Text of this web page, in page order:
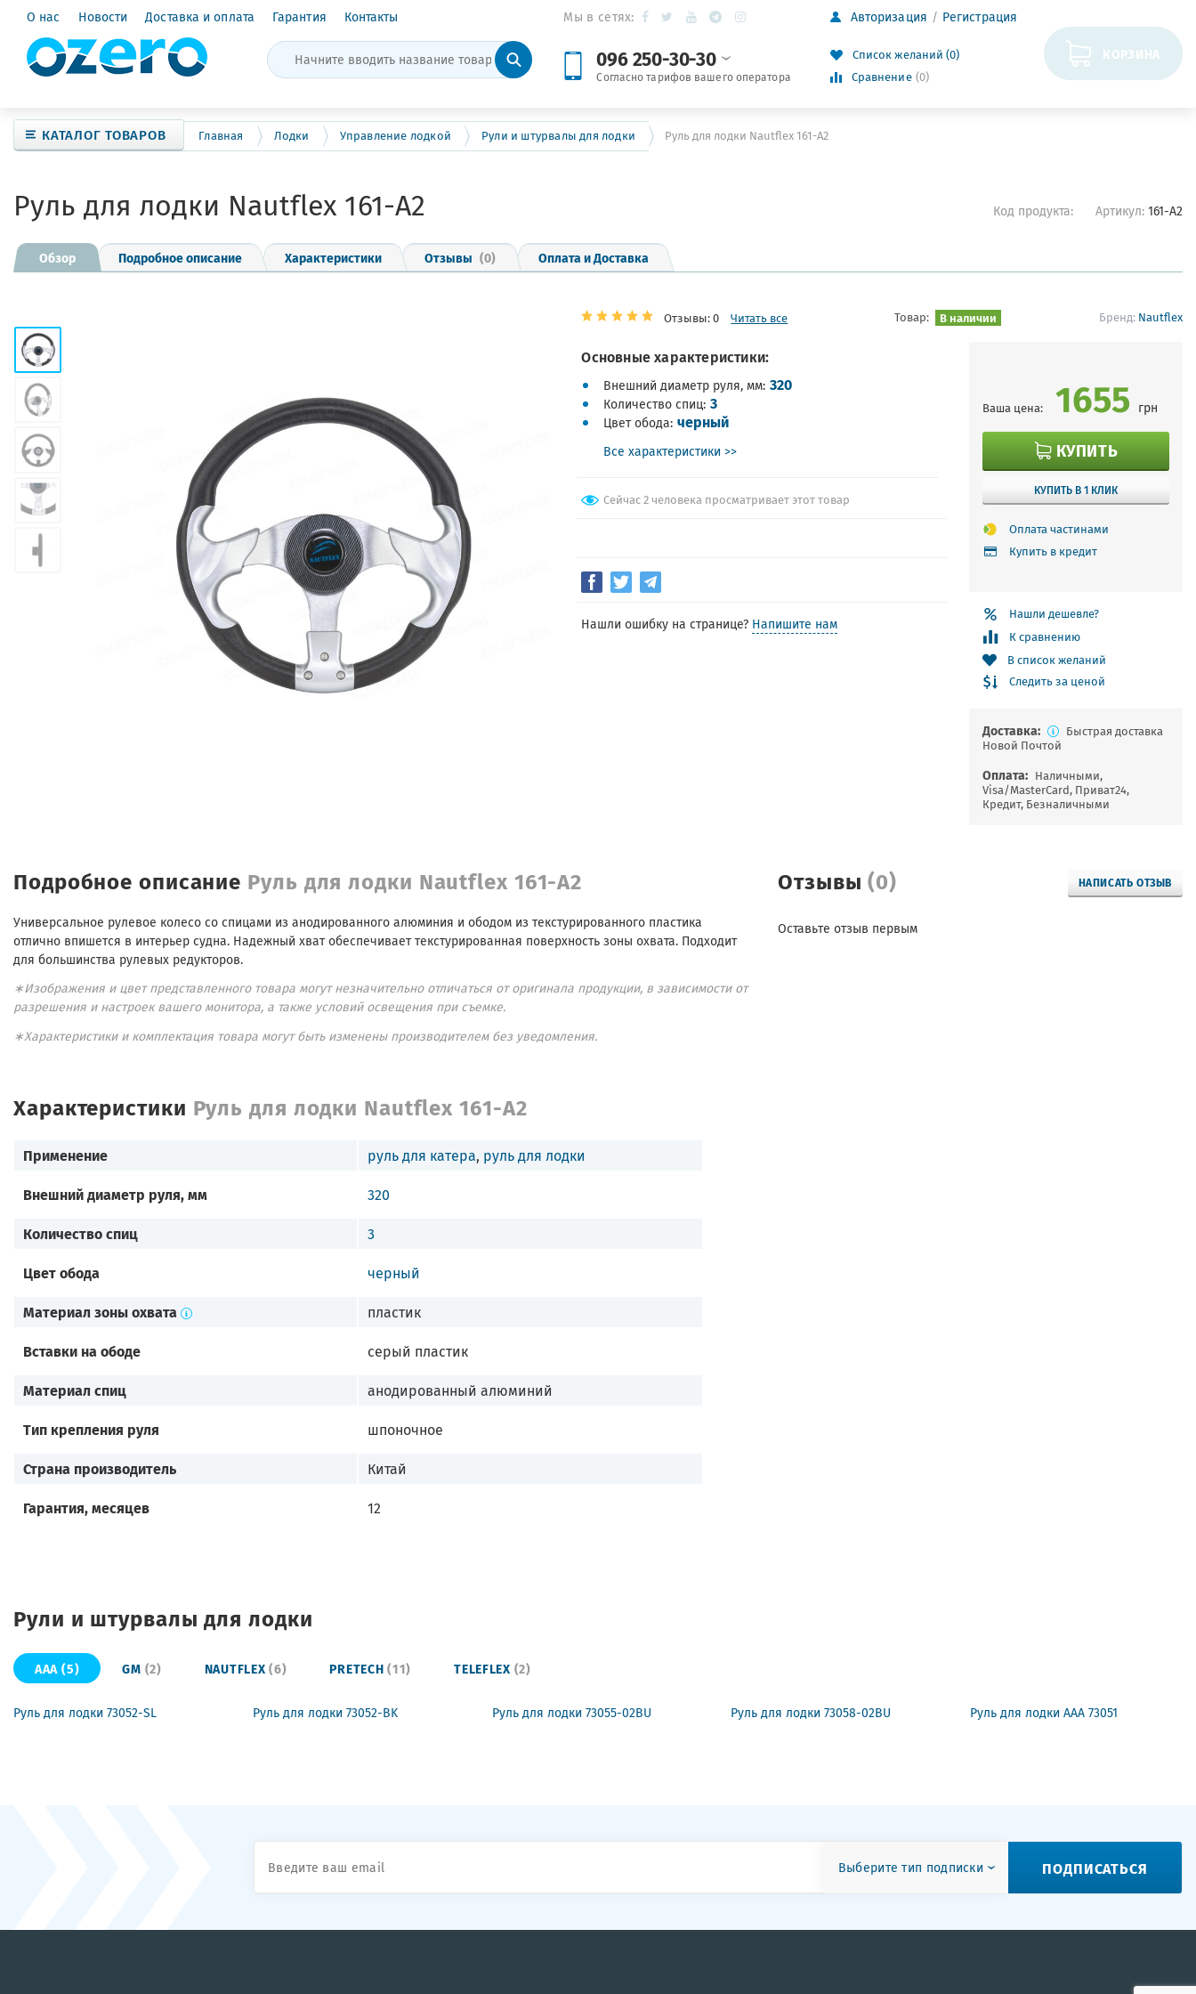
О нас Новости Доставка и оплата Гарантия Контакты Мы в сетях:
096 250-30-30
Согласно тарифов вашего оператора
Авторизация Регистрация
Список желаний (0)
Сравнение (0)
КОРЗИНА
КАТАЛОГ ТОВАРОВ Главная Лодки Управление лодкой Рули и штурвалы для лодки Руль для лодки Nautflex 161-A2
Руль для лодки Nautflex 161-A2 Код продукта: Артикул: 161-A2
Обзор Подробное описание Характеристики Отзывы (0) Оплата и Доставка
Отзывы: 0 Читать все Товар: В наличии Бренд: Nautflex
Основные характеристики:
Внешний диаметр руля, мм 320
Количество спиц 3
Цвет обода черный
Все характеристики >>
Сейчас 2 человека просматривает этот товар
Нашли ошибку на странице? Напишите нам
Ваша цена: 1655 грн
КУПИТЬ
КУПИТЬ В 1 КЛИК
Оплата частинами
Купить в кредит
Нашли дешевле?
К сравнению
В список желаний
Следить за ценой
Доставка:
Быстрая доставка
Новой Почтой
Оплата: Наличными,
Visa/MasterCard, Приват24,
Кредит, Безналичными
Отзывы(0) НАПИСАТЬ ОТЗЫВ
Оставьте отзыв первым
Подробное описание Руль для лодки Nautflex 161-A2
Универсальное рулевое колесо со спицами из анодированного алюминия и ободом из текстурированного пластика
отлично впишется в интерьер судна. Надежный хват обеспечивает текстурированная поверхность зоны охвата. Подходит
для большинства рулевых редукторов.
∗Изображения и цвет представленного товара могут незначительно отличаться от оригинала продукции, в зависимости от
разрешения и настроек вашего монитора, а также условий освещения при съемке.
∗Характеристики и комплектация товара могут быть изменены производителем без уведомления.
Характеристики Руль для лодки Nautflex 161-A2
Применение руль для катера, руль для лодки
Внешний диаметр руля, мм 320
Количество спиц 3
Цвет обода черный
Материал зоны охвата пластик
Вставки на ободе серый пластик
Материал спиц анодированный алюминий
Тип крепления руля шпоночное
Страна производитель Китай
Гарантия, месяцев 12
Рули и штурвалы для лодки
AAA(5) GM (2) NAUTFLEX(6) PRETECH(11) TELEFLEX (2)
Руль для лодки 73052-SL Руль для лодки 73052-BK Руль для лодки 73055-02BU Руль для лодки 73058-02BU Руль для лодки ААА 73051
Выберите тип подписки ПОДПИСАТЬСЯ